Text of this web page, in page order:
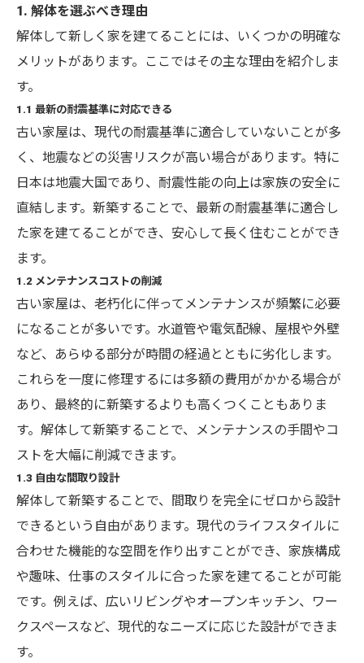
1. 解体を選ぶべき理由
解体して新しく家を建てることには、いくつかの明確な
メリットがあります。ここではその主な理由を紹介しま
す。
1.1 最新の耐震基準に対応できる
古い家屋は、現代の耐震基準に適合していないことが多
く、地震などの災害リスクが高い場合があります。特に
日本は地震大国であり、耐震性能の向上は家族の安全に
直結します。新築することで、最新の耐震基準に適合し
た家を建てることができ、安心して長く住むことができ
ます。
1.2 メンテナンスコストの削減
古い家屋は、老朽化に伴ってメンテナンスが頻繁に必要
になることが多いです。水道管や電気配線、屋根や外壁
など、あらゆる部分が時間の経過とともに劣化します。
これらを一度に修理するには多額の費用がかかる場合が
あり、最終的に新築するよりも高くつくこともありま
す。解体して新築することで、メンテナンスの手間やコ
ストを大幅に削減できます。
1.3 自由な間取り設計
解体して新築することで、間取りを完全にゼロから設計
できるという自由があります。現代のライフスタイルに
合わせた機能的な空間を作り出すことができ、家族構成
や趣味、仕事のスタイルに合った家を建てることが可能
です。例えば、広いリビングやオープンキッチン、ワー
クスペースなど、現代的なニーズに応じた設計ができま
す。